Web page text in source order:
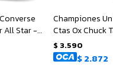
All Star -
Championes
Ctas Ox Chuck
Gris - Blanco
$ 3.590
$2.872